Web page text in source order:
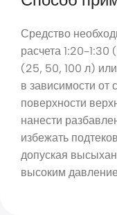
Средство
расчета 1:20-
(25, 50, 100 л) или
в зависимости от
поверхности
нанести
избежать
допуская
высоким